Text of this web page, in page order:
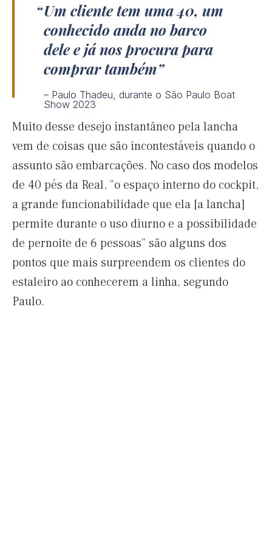
Um cliente tem uma 40, um
conhecido anda no barco
dele e já nos procura para
comprar também
– Paulo Thadeu, durante o São Paulo Boat
Show 2023
Muito desse desejo instantâneo pela lancha
vem de coisas que são incontestáveis quando o
assunto são embarcações. No caso dos modelos
de 40 pés da Real, “o espaço interno do cockpit,
a grande funcionabilidade que ela [a lancha]
permite durante o uso diurno e a possibilidade
de pernoite de 6 pessoas” são alguns dos
pontos que mais surpreendem os clientes do
estaleiro ao conhecerem a linha, segundo
Paulo.